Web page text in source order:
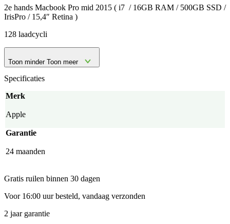
2e hands Macbook Pro mid 2015 ( i7 / 16GB RAM / 500GB SSD /
IrisPro / 15,4″ Retina )
128 laadcycli
Toon minder Toon meer
Specificaties
Merk
Apple
Garantie
24 maanden
Gratis ruilen binnen 30 dagen
Voor 16:00 uur besteld, vandaag verzonden
2 jaar garantie